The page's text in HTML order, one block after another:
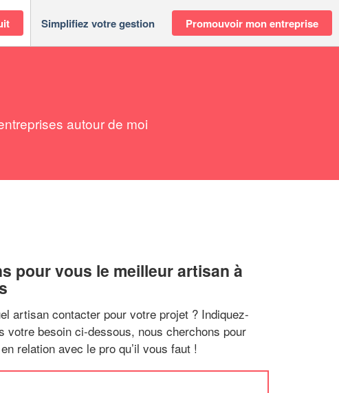
Simplifiez votre gestion Promouvoir mon entreprise
autour de moi
pour vous le meilleur artisan à
artisan contacter pour votre projet ? Indiquez-
votre besoin ci-dessous, nous cherchons pour
relation avec le pro qu’il vous faut !